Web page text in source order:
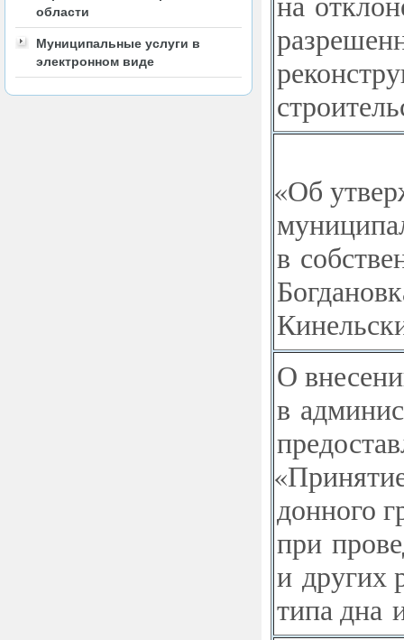
области
Муниципальные услуги в
электронном виде
«Об
в
О
в
«
донного
при
и других
типа дна